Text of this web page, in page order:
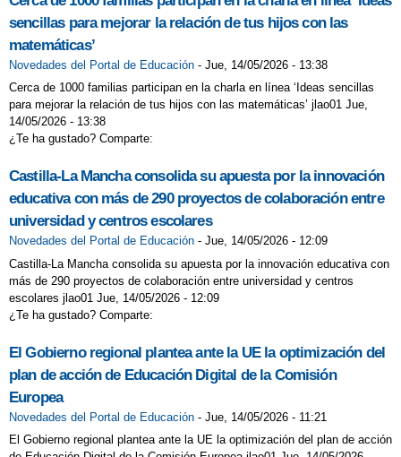
sencillas para mejorar la relación de tus hijos con las
matemáticas’
Novedades del Portal de Educación - Jue, 14/05/2026 - 13:38
Cerca de 1000 familias participan en la charla en línea ‘Ideas sencillas
para mejorar la relación de tus hijos con las matemáticas’ jlao01 Jue,
14/05/2026 - 13:38
¿Te ha gustado? Comparte:
Castilla-La Mancha consolida su apuesta por la innovación
educativa con más de 290 proyectos de colaboración entre
universidad y centros escolares
Novedades del Portal de Educación - Jue, 14/05/2026 - 12:09
Castilla-La Mancha consolida su apuesta por la innovación educativa con
más de 290 proyectos de colaboración entre universidad y centros
escolares jlao01 Jue, 14/05/2026 - 12:09
¿Te ha gustado? Comparte:
El Gobierno regional plantea ante la UE la optimización del
plan de acción de Educación Digital de la Comisión
Europea
Novedades del Portal de Educación - Jue, 14/05/2026 - 11:21
El Gobierno regional plantea ante la UE la optimización del plan de acción